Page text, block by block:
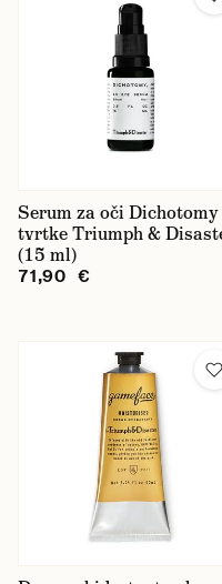
Serum za oči Dichotomy
tvrtke Triumph &
(15 ml)
71,90 €